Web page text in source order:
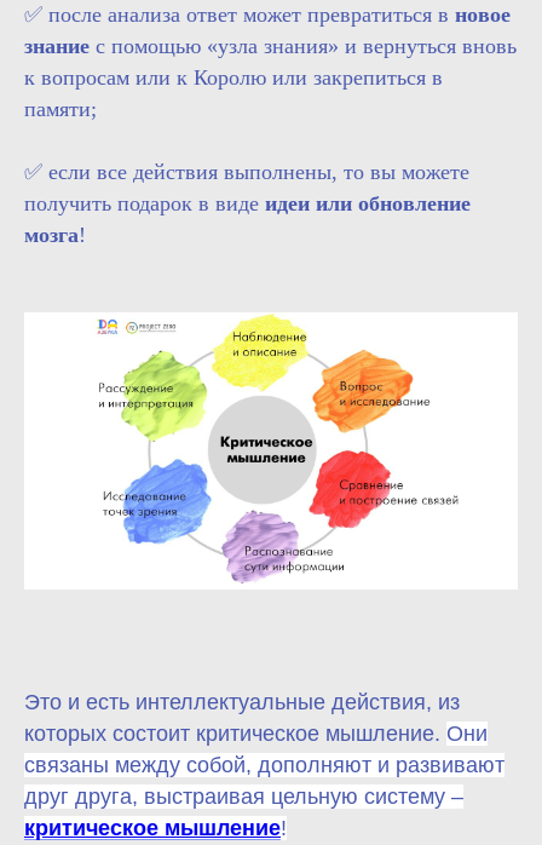
✅ после анализа ответ может превратиться в новое
знание с помощью «узла знания» и вернуться вновь
к вопросам или к Королю или закрепиться в
памяти;
✅ если все действия выполнены, то вы можете
получить подарок в виде идеи или обновление
мозга!
Это и есть интеллектуальные действия, из
которых состоит критическое мышление. Они
связаны между собой, дополняют и развивают
друг друга, выстраивая цельную систему –
критическое мышление!